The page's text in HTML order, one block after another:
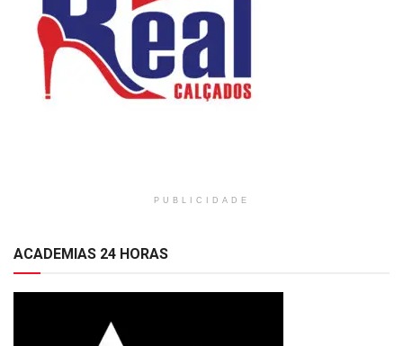
PUBLICIDADE
ACADEMIAS 24 HORAS